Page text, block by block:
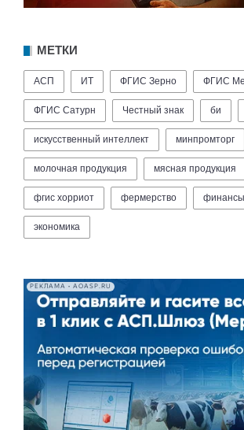
МЕТКИ
АСП ИТ ФГИС Зерно ФГИС
ФГИС Сатурн Честный знак би
искусственный интеллект минпромторг
молочная продукция мясная продукция
фгис хорриот фермерство финансы
экономика
РЕКЛАМА • AOASP.RU